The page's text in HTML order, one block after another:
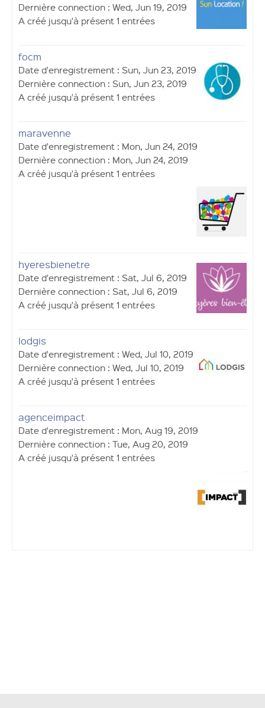
Dernière connection : Wed, Jun 19, 2019
A créé jusqu'à présent 1 entrées
focm
Date d'enregistrement : Sun, Jun 23, 2019
Dernière connection : Sun, Jun 23, 2019
A créé jusqu'à présent 1 entrées
maravenne
Date d'enregistrement : Mon, Jun 24, 2019
Dernière connection : Mon, Jun 24, 2019
A créé jusqu'à présent 1 entrées
hyeresbienetre
Date d'enregistrement : Sat, Jul 6, 2019
Dernière connection : Sat, Jul 6, 2019
A créé jusqu'à présent 1 entrées
lodgis
Date d'enregistrement : Wed, Jul 10, 2019
Dernière connection : Wed, Jul 10, 2019
A créé jusqu'à présent 1 entrées
agenceimpact
Date d'enregistrement : Mon, Aug 19, 2019
Dernière connection : Tue, Aug 20, 2019
A créé jusqu'à présent 1 entrées